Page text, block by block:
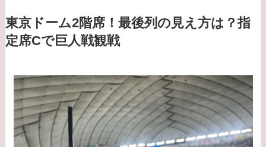
東京ドーム2階席！最後列の見え方は？指
定席Cで巨人戦観戦